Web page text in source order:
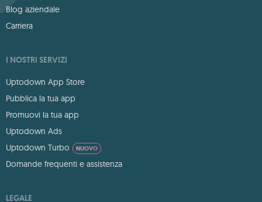
Blog aziendale
Carriera
I NOSTRI SERVIZI
Uptodown App Store
Pubblica la tua app
Promuovi la tua app
Uptodown Ads
Uptodown Turbo
NUOVO
Domande frequenti e assistenza
LEGALE